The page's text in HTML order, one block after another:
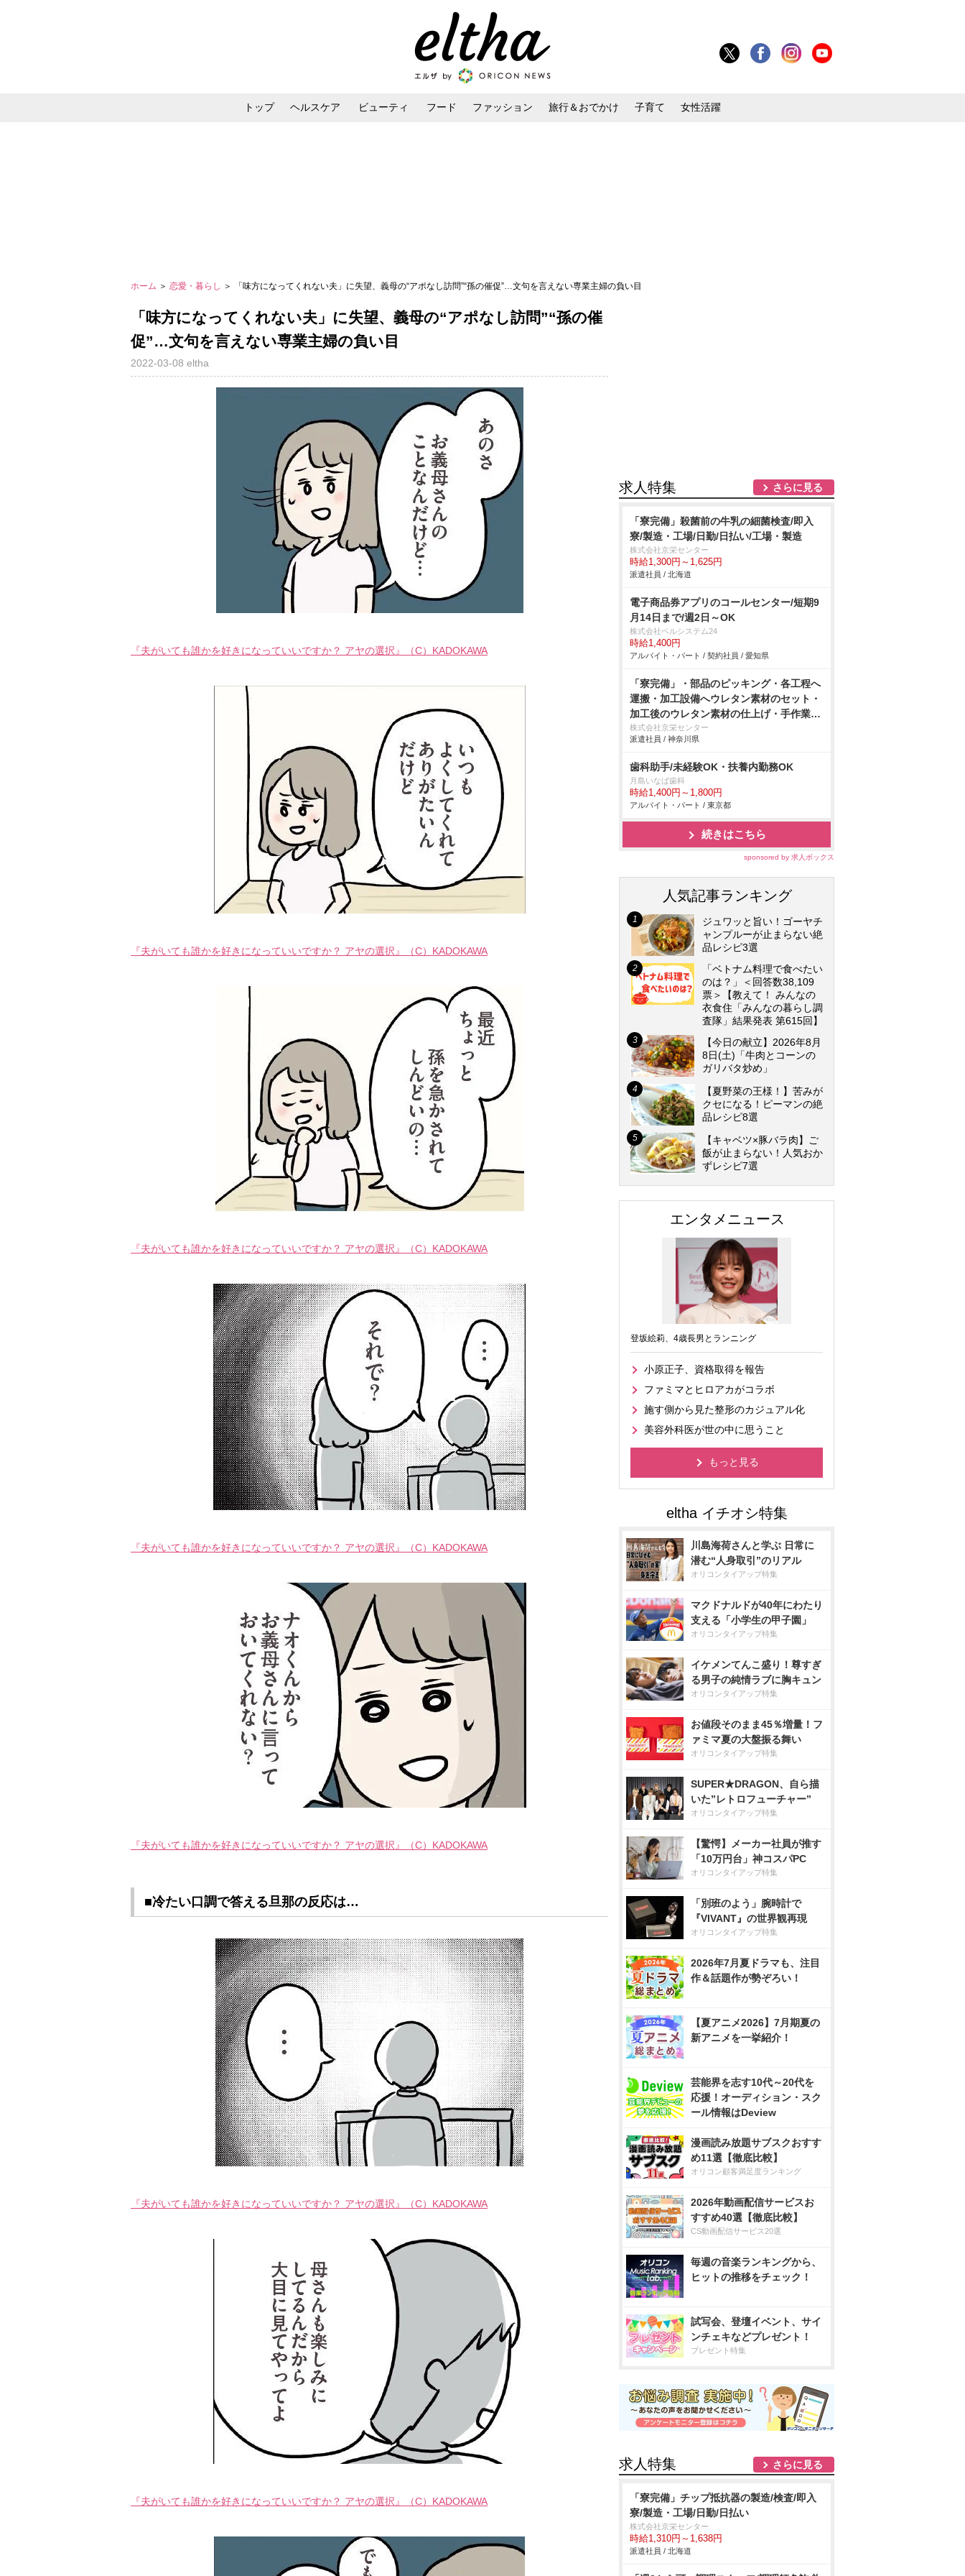
トップ ヘルスケア ビューティ フード ファッション 旅行＆おでかけ 子育て 女性活躍
ホーム ＞ 恋愛・暮らし ＞ 「味方になってくれない夫」に失望、義母の“アポなし訪問”“孫の催促”…文句を言えない専業主婦の負い目
「味方になってくれない夫」に失望、義母の“アポなし訪問”“孫の催
促”…文句を言えない専業主婦の負い目
2022-03-08 eltha
『夫がいても誰かを好きになっていいですか？ アヤの選択』（C）KADOKAWA
『夫がいても誰かを好きになっていいですか？ アヤの選択』（C）KADOKAWA
『夫がいても誰かを好きになっていいですか？ アヤの選択』（C）KADOKAWA
『夫がいても誰かを好きになっていいですか？ アヤの選択』（C）KADOKAWA
『夫がいても誰かを好きになっていいですか？ アヤの選択』（C）KADOKAWA
■冷たい口調で答える旦那の反応は…
『夫がいても誰かを好きになっていいですか？ アヤの選択』（C）KADOKAWA
『夫がいても誰かを好きになっていいですか？ アヤの選択』（C）KADOKAWA
求人特集 さらに見る
「寮完備」殺菌前の牛乳の細菌検査/即入
寮/製造・工場/日勤/日払い/工場・製造
株式会社京栄センター
時給1,300円～1,625円
派遣社員 / 北海道
電子商品券アプリのコールセンター/短期9
月14日まで/週2日～OK
株式会社ベルシステム24
時給1,400円
アルバイト・パート / 契約社員 / 愛知県
「寮完備」・部品のピッキング・各工程へ
運搬・加工設備へウレタン素材のセット・
加工後のウレタン素材の仕上げ・手作業
エアドライバーを使用しての車用シートの
組付け・製品の検査作業/即入寮/製造・工
場
株式会社京栄センター
派遣社員 / 神奈川県
歯科助手/未経験OK・扶養内勤務OK
月島いなば歯科
時給1,400円～1,800円
アルバイト・パート / 東京都
続きはこちら
sponsored by 求人ボックス
人気記事ランキング
ジュワッと旨い！ゴーヤチ
ャンプルーが止まらない絶
品レシピ3選
「ベトナム料理で食べたい
のは？」＜回答数38,109
票＞【教えて！ みんなの
衣食住「みんなの暮らし調
査隊」結果発表 第615回】
【今日の献立】2026年8月
8日(土)「牛肉とコーンの
ガリバタ炒め」
【夏野菜の王様！】苦みが
クセになる！ピーマンの絶
品レシピ8選
【キャベツ×豚バラ肉】ご
飯が止まらない！人気おか
ずレシピ7選
エンタメニュース
登坂絵莉、4歳長男とランニング
小原正子、資格取得を報告
ファミマとヒロアカがコラボ
施す側から見た整形のカジュアル化
美容外科医が世の中に思うこと
もっと見る
川島海荷さんと学ぶ 日常に
潜む“人身取引”のリアル
オリコンタイアップ特集
マクドナルドが40年にわたり
支える「小学生の甲子園」
オリコンタイアップ特集
イケメンてんこ盛り！尊すぎ
る男子の純情ラブに胸キュン
オリコンタイアップ特集
お値段そのまま45％増量！フ
ァミマ夏の大盤振る舞い
オリコンタイアップ特集
SUPER★DRAGON、自ら描
いた”レトロフューチャー”
オリコンタイアップ特集
【驚愕】メーカー社員が推す
「10万円台」神コスパPC
オリコンタイアップ特集
「別班のよう」腕時計で
『VIVANT』の世界観再現
オリコンタイアップ特集
2026年7月夏ドラマも、注目
作＆話題作が勢ぞろい！
【夏アニメ2026】7月期夏の
新アニメを一挙紹介！
芸能界を志す10代～20代を
応援！オーディション・スク
ール情報はDeview
漫画読み放題サブスクおすす
め11選【徹底比較】
オリコン顧客満足度ランキング
2026年動画配信サービスお
すすめ40選【徹底比較】
CS動画配信サービス20選
毎週の音楽ランキングから、
ヒットの推移をチェック！
試写会、登壇イベント、サイ
ンチェキなどプレゼント！
プレゼント特集
求人特集 さらに見る
「寮完備」チップ抵抗器の製造/検査/即入
寮/製造・工場/日勤/日払い
株式会社京栄センター
時給1,310円～1,638円
派遣社員 / 北海道